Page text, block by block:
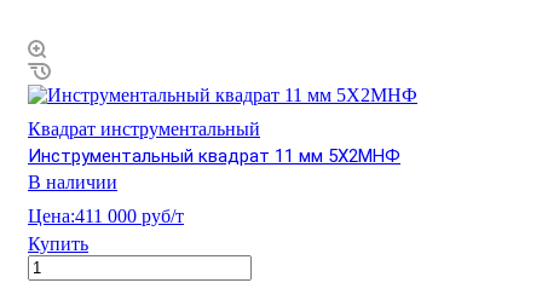
Квадрат инструментальный
Инструментальный квадрат 11 мм 5Х2МНФ
В наличии
Цена:411 000 руб/т
Купить